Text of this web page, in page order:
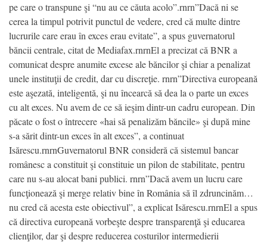
pe care o transpune şi “nu au ce căuta acolo”.rnrn”Dacă ni se
cerea la timpul potrivit punctul de vedere, cred că multe dintre
lucrurile care erau în exces erau evitate”, a spus guvernatorul
băncii centrale, citat de Mediafax.rnrnEl a precizat că BNR a
comunicat despre anumite excese ale băncilor şi chiar a penalizat
unele instituţii de credit, dar cu discreţie. rnrn”Directiva europeană
este aşezată, inteligentă, şi nu încearcă să dea la o parte un exces
cu alt exces. Nu avem de ce să ieşim dintr-un cadru european. Din
păcate o fost o întrecere «hai să penalizăm băncile» şi după mine
s-a sărit dintr-un exces în alt exces”, a continuat
Isărescu.rnrnGuvernatorul BNR consideră că sistemul bancar
românesc a constituit şi constituie un pilon de stabilitate, pentru
care nu s-au alocat bani publici. rnrn”Dacă avem un lucru care
funcţionează şi merge relativ bine în România să îl zdruncinăm…
nu cred că acesta este obiectivul”, a explicat Isărescu.rnrnEl a spus
că directiva europeană vorbeşte despre transparenţă şi educarea
clienţilor, dar şi despre reducerea costurilor intermedierii